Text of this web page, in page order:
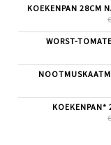
KOEKENPAN 28CM
WORST-
KOEKENPAN*